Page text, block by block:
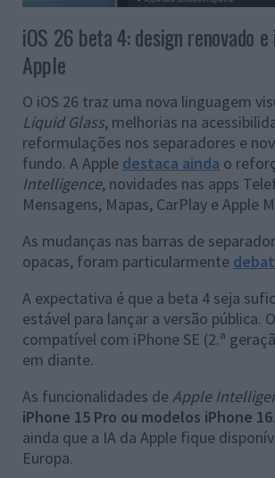
iOS 26 beta 4: design renovado
Apple
O iOS 26 traz uma nova linguagem
Liquid Glass, melhorias na
reformulações nos separadores e
fundo. A Apple destaca ainda o
Intelligence, novidades nas apps
Mensagens, Mapas, CarPlay e Apple
As mudanças nas barras de
opacas, foram particularmente
A expectativa é que a beta 4 seja
estável para lançar a versão pública.
compatível com iPhone SE (2.ª
em diante.
As funcionalidades deApple
iPhone 15 Pro ou modelos iPhone 16
ainda que a IA da Apple fique
Europa.